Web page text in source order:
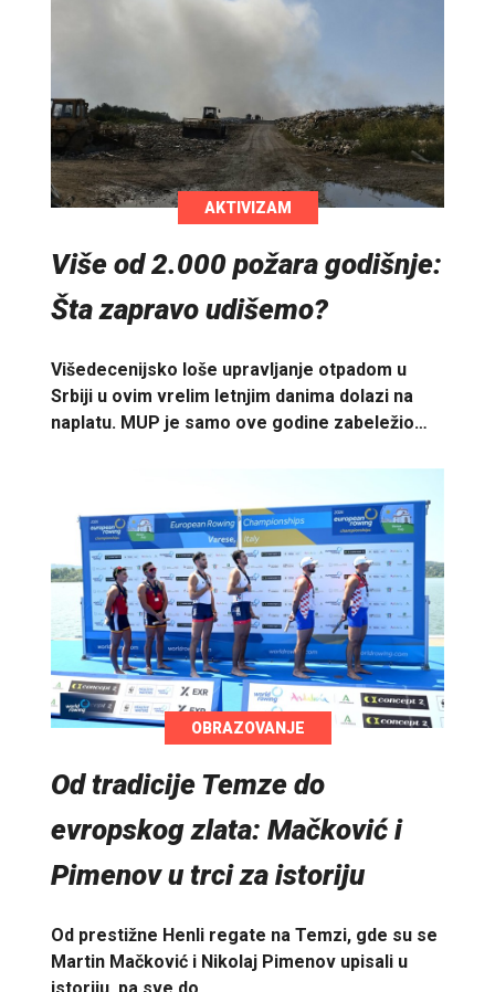
AKTIVIZAM
Više od 2.000 požara godišnje:
Šta zapravo udišemo?
Višedecenijsko loše upravljanje otpadom u
Srbiji u ovim vrelim letnjim danima dolazi na
naplatu. MUP je samo ove godine zabeležio…
OBRAZOVANJE
Od tradicije Temze do
evropskog zlata: Mačković i
Pimenov u trci za istoriju
Od prestižne Henli regate na Temzi, gde su se
Martin Mačković i Nikolaj Pimenov upisali u